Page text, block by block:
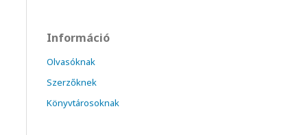
Információ
Olvasóknak
Szerzőknek
Könyvtárosoknak